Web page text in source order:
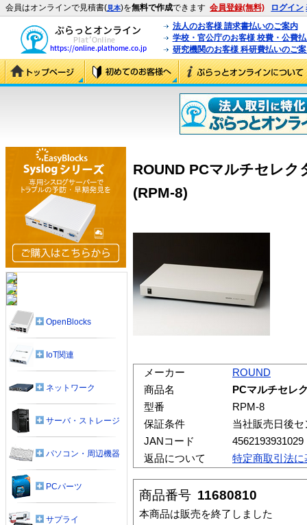
会員はオンラインで見積書(見本)を無料で作成できます 会員登録(無料) ログイン
法人のお客様 請求書払いのご案内
学校・官公庁のお客様 校費・公費
研究機関のお客様 科研費払いのご
ROUND PCマルチセレク
(RPM-8)
メーカー
ROUND
商品名
PCマルチセレ
型番
RPM-8
保証条件
当社販売日後
JANコード
4562193931029
返品について
特定商取引法
商品番号 11680810
本商品は販売を終了しました
OpenBlocks
IoT関連
ネットワーク
サーバ・ストレージ
パソコン・周辺機器
PCパーツ
サプライ